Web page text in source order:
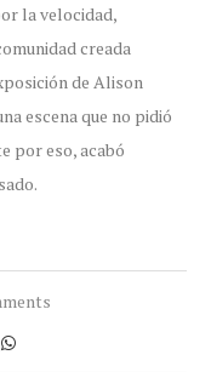
la velocidad,
creada
de Alison
escena que no pidió
por eso, acabó